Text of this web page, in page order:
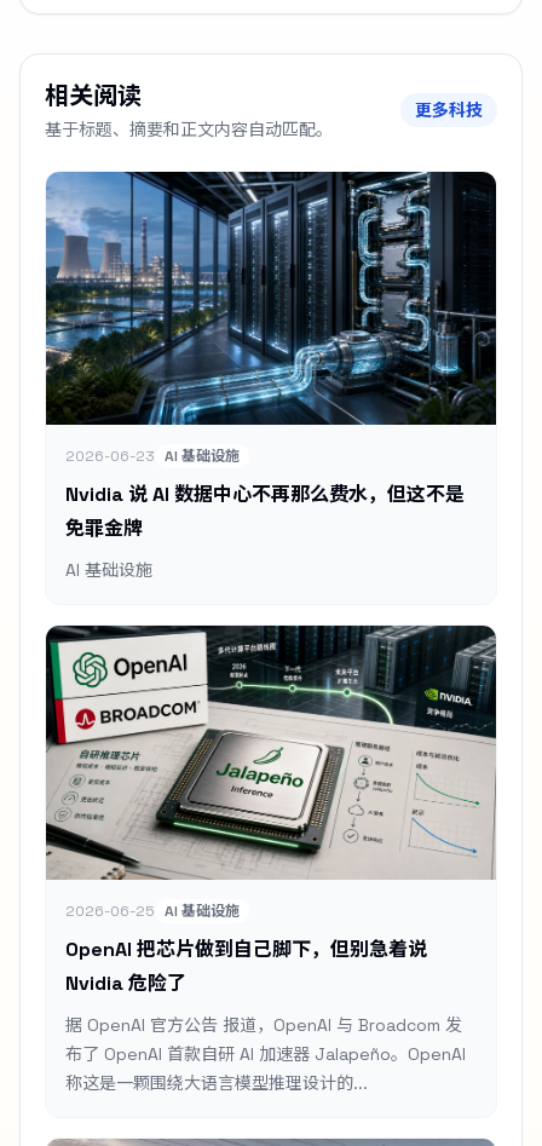
相关阅读
基于标题、摘要和正文内容自动匹配。
更多科技
2026-06-23 AI 基础设施
Nvidia 说 AI 数据中心不再那么费水，但这不是
免罪金牌
AI 基础设施
2026-06-25 AI 基础设施
OpenAI 把芯片做到自己脚下，但别急着说
Nvidia 危险了
据 OpenAI 官方公告 报道，OpenAI 与 Broadcom 发
布了 OpenAI 首款自研 AI 加速器 Jalapeño。OpenAI
称这是一颗围绕大语言模型推理设计的...